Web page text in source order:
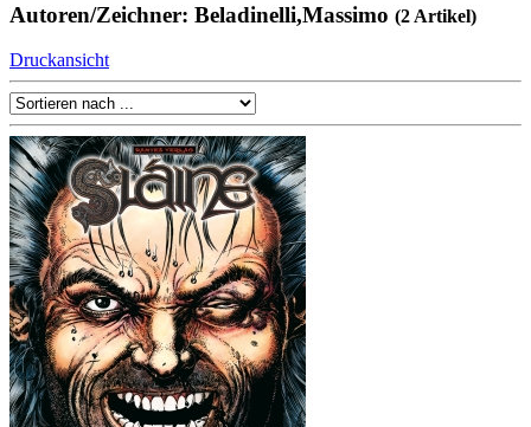
Autoren/Zeichner: Beladinelli,Massimo (2 Artikel)
Druckansicht